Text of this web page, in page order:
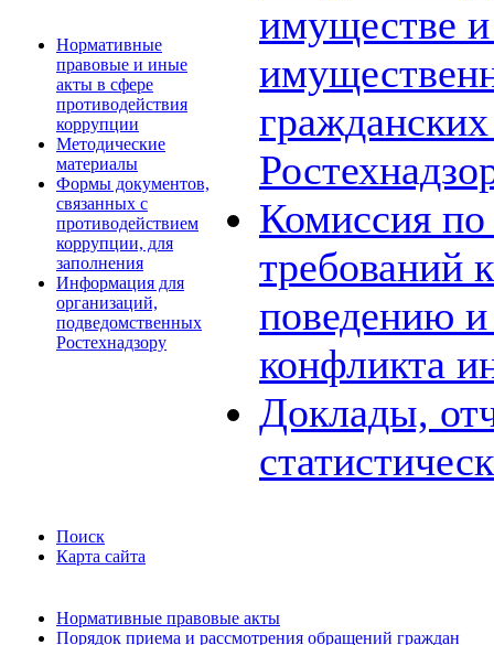
Нормативные
правовые и иные
акты в сфере
противодействия
коррупции
Методические
материалы
Формы документов,
связанных с
противодействием
коррупции, для
заполнения
Информация для
организаций,
подведомственных
Ростехнадзору
имуществе и
Комиссия
требований
поведению
конфликта
Доклады,
Поиск
Карта сайта
Нормативные правовые акты
Порядок приема и рассмотрения обращений граждан